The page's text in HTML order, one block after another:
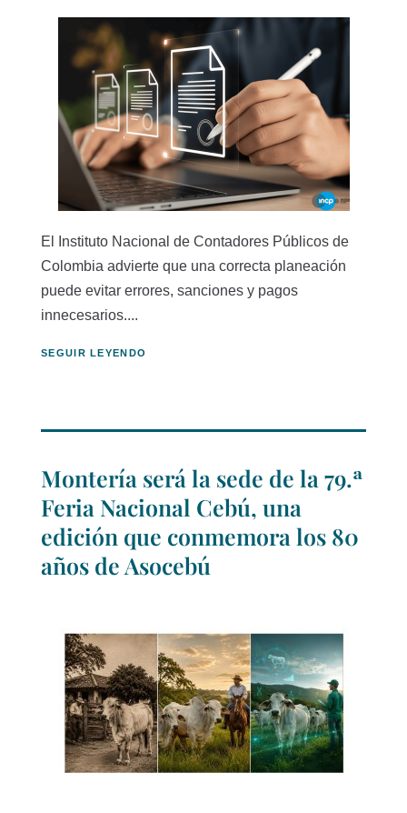
El Instituto Nacional de Contadores Públicos de
Colombia advierte que una correcta planeación
puede evitar errores, sanciones y pagos
innecesarios....
SEGUIR LEYENDO
Montería será la sede de la 79.ª
Feria Nacional Cebú, una
edición que conmemora los 80
años de Asocebú